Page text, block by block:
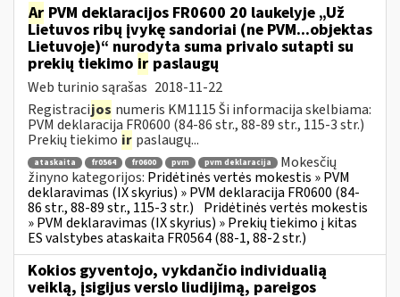
Ar PVM deklaracijos FR0600 20 laukelyje „Už
Lietuvos ribų įvykę sandoriai (ne PVM...objektas
Lietuvoje)“ nurodyta suma privalo sutapti su
prekių tiekimo ir paslaugų
Web turinio sąrašas 2018-11-22
Registracijos numeris KM1115 Ši informacija skelbiama:
PVM deklaracija FR0600 (84-86 str., 88-89 str., 115-3 str.)
Prekių tiekimo ir paslaugų...
ataskaita fr0564 fr0600 pvm pvm deklaracija
Mokesčių
žinyno kategorijos: Pridėtinės vertės mokestis » PVM
deklaravimas (IX skyrius) » PVM deklaracija FR0600 (84-
86 str., 88-89 str., 115-3 str.) Pridėtinės vertės mokestis
» PVM deklaravimas (IX skyrius) » Prekių tiekimo į kitas
ES valstybes ataskaita FR0564 (88-1, 88-2 str.)
Kokios gyventojo, vykdančio individualią
veiklą, įsigijus verslo liudijimą, pareigos